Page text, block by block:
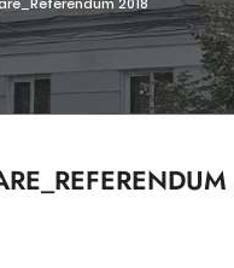
2018